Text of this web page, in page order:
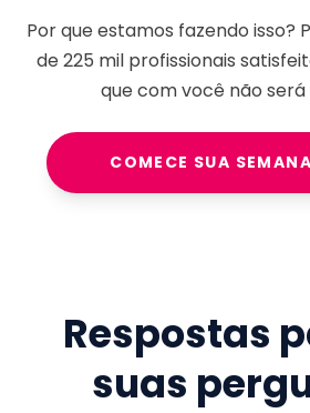
Por que estamos fazendo isso?
de225 milprofissionais
que com você não
COMECE SUA
Respostas
suas